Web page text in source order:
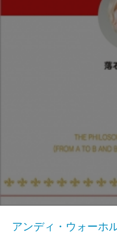
アンディ・ウォーホ